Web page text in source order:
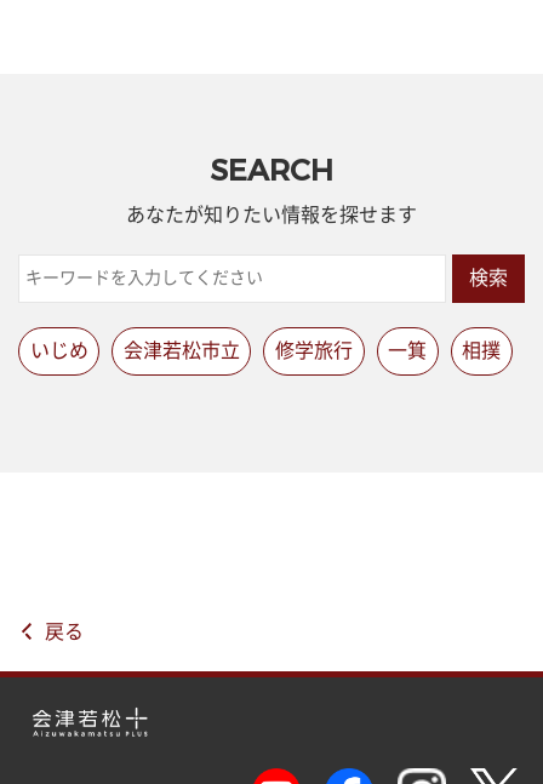
SEARCH
あなたが知りたい情報を探せます
検索
いじめ 会津若松市立 修学旅行 一箕 相撲
戻る